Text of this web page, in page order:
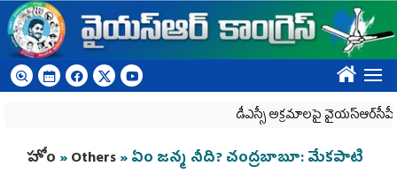
Skip to main content
????
డీఎస్సీ అక్రమాలపై వైయ‌స్ఆర్‌సీపీ
You are here
హోం »Others» ఏం జన్మ నీది? చంద్రబాబూ: మేకపాటి